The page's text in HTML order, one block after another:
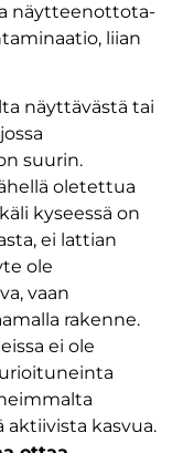
näytteenottota-
liian
näyttävästä tai
suurin.
oletettua
kyseessä on
ei lattian
ole
vaan
rakenne.
ei ole
aktiivista kasvua.